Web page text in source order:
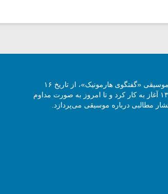
مجله آنلاین موسیقی «گفتگوی هارمونیک»، از تاریخ ۱۶
فروردین ۱۳۸۳ آغاز به کار کرد و تا امروز به صورت مداوم
مطالبی درباره موسیقی می‌پردازد.